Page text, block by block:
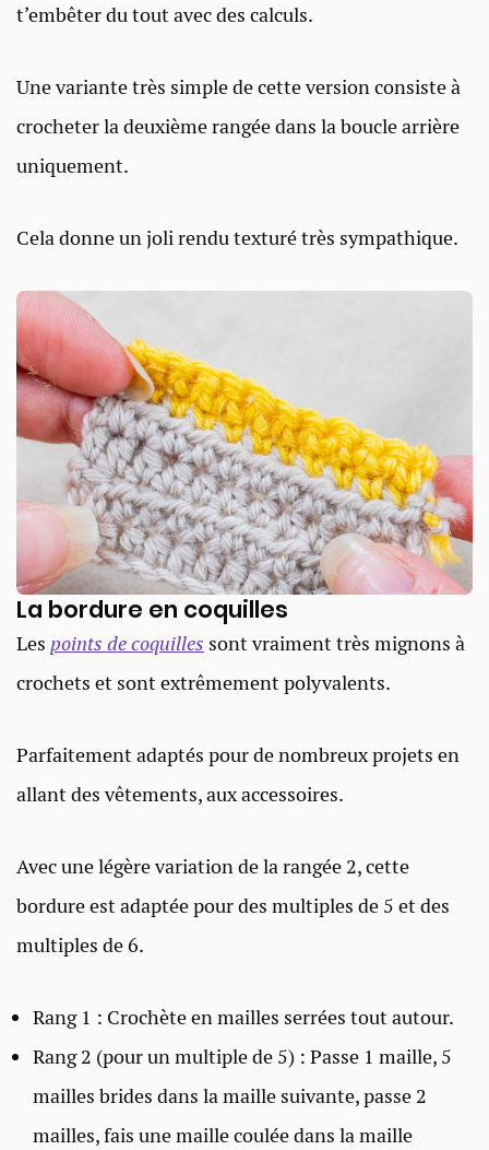
t’embêter du tout avec des calculs.
Une variante très simple de cette version consiste à
crocheter la deuxième rangée dans la boucle arrière
uniquement.
Cela donne un joli rendu texturé très sympathique.
La bordure en coquilles
Les points de coquilles sont vraiment très mignons à
crochets et sont extrêmement polyvalents.
Parfaitement adaptés pour de nombreux projets en
allant des vêtements, aux accessoires.
Avec une légère variation de la rangée 2, cette
bordure est adaptée pour des multiples de 5 et des
multiples de 6.
Rang 1 : Crochète en mailles serrées tout autour.
Rang 2 (pour un multiple de 5) : Passe 1 maille, 5
mailles brides dans la maille suivante, passe 2
mailles, fais une maille coulée dans la maille